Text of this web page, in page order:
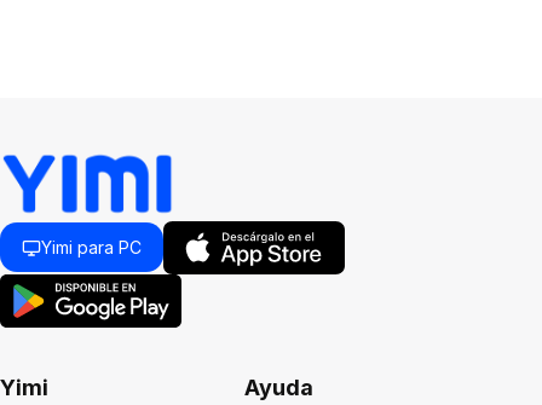
Yimi para PC
Yimi Ayuda